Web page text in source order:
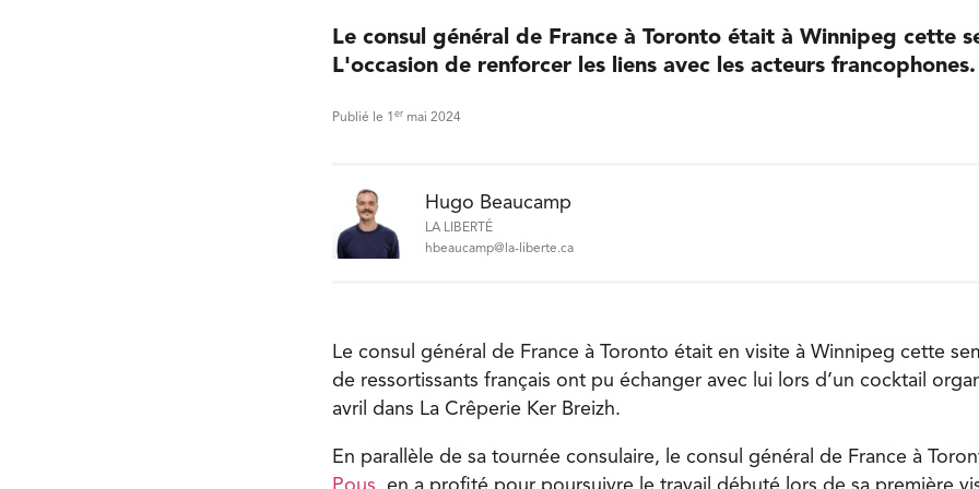
Le consul général de France à Toronto était à Winnipeg cette
L'occasion de renforcer les liens avec les acteurs francophones.
Publié le 1 er mai 2024
Hugo Beaucamp
LA LIBERTÉ
hbeaucamp@la-liberte.ca
Le consul général de France à Toronto était en visite à Winnipeg cette
de ressortissants français ont pu échanger avec lui lors d’un cocktail
avril dans La Crêperie Ker Breizh.
En parallèle de sa tournée consulaire, le consul général de France à